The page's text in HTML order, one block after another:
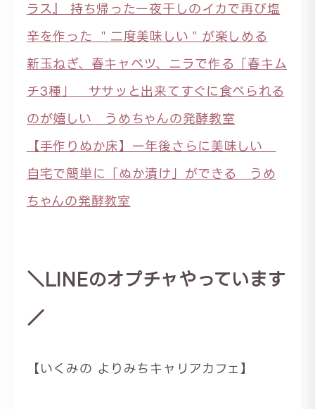
ラス』 持ち帰った一夜干しのイカで再び塩
辛を作った ＂二度美味しい＂が楽しめる
新玉ねぎ、春キャベツ、ニラで作る「春キム
チ3種」 ササッと出来てすぐに食べられる
のが嬉しい うめちゃんの発酵教室
【手作りぬか床】一年後さらに美味しい
自宅で簡単に「ぬか漬け」ができる うめ
ちゃんの発酵教室
＼LINEのオプチャやっています
／
【いくみの よりみちキャリアカフェ】